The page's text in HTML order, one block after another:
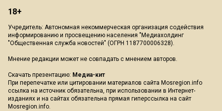
18+
Учредитель: Автономная некоммерческая организация содействия
информированию и просвещению населения "Медиахолдинг
"Общественная служба новостей" (ОГРН 1187700006328).
Мнение редакции может не совпадать с мнением авторов.
Скачать презентацию: Медиа-кит
При перепечатке или цитировании материалов сайта Mosregion.info
ссылка на источник обязательна, при использовании в Интернет-
изданиях и на сайтах обязательна прямая гиперссылка на сайт
Mosregion.info.